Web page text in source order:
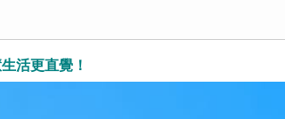
活更直覺！